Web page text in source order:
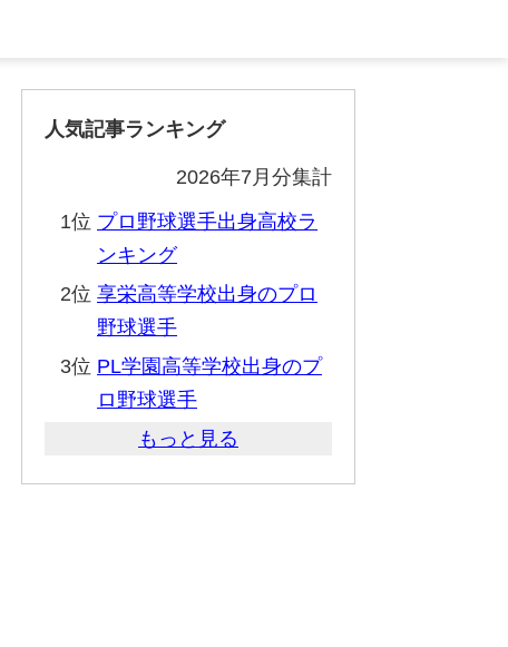
人気記事ランキング
2026年7月分集計
1位 プロ野球選手出身高校ラ
ンキング
2位 享栄高等学校出身のプロ
野球選手
3位 PL学園高等学校出身のプ
ロ野球選手
もっと見る